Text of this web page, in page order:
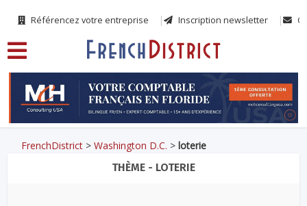
Référencez votre entreprise Inscription newsletter
FrenchDistrict >Washington D.C. >loterie
THÈME - LOTERIE